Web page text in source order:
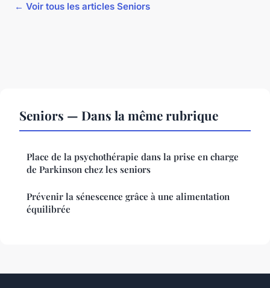
← Voir tous les articles Seniors
Seniors — Dans la même rubrique
Place de la psychothérapie dans la prise en charge
de Parkinson chez les seniors
Prévenir la sénescence grâce à une alimentation
équilibrée